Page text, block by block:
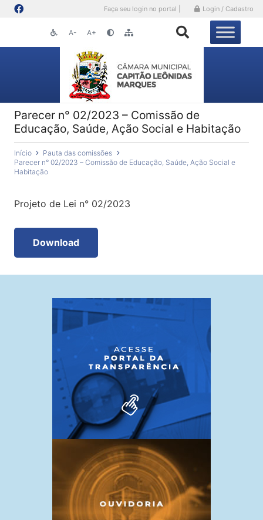
Faça seu login no portal | Login / Cadastro
A- A+
Parecer n° 02/2023 – Comissão de
Educação, Saúde, Ação Social e Habitação
Início
Pauta das comissões
Parecer n° 02/2023 – Comissão de Educação, Saúde, Ação Social e
Habitação
Projeto de Lei n° 02/2023
Download